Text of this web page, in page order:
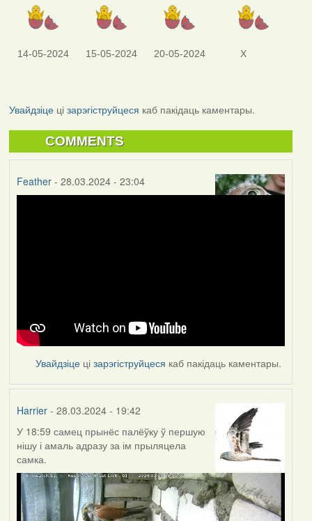
14-05-2024 15-05-2024 20-05-2024 X
Увайдзіцеці зарэгіструйцеся каб пакідаць каментары.
COMMENTS
Feather- 28.03.2024 - 23:04
Увайдзіце цізарэгіструйцеся каб пакідаць каментары.
Harrier- 28.03.2024 - 19:42
У 18:59 самец прынёс палёўку ў першую
нішу і амаль адразу за ім прыляцела
самка.